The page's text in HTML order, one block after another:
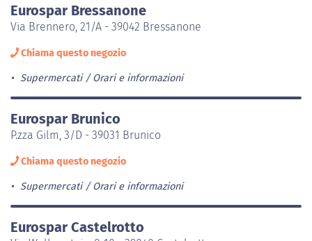
Eurospar Bressanone
Via Brennero, 21/A - 39042 Bressanone
Chiama questo negozio
Supermercati Orari e informazioni
Eurospar Brunico
P.zza Gilm, 3/D - 39031 Brunico
Chiama questo negozio
Supermercati Orari e informazioni
Eurospar Castelrotto